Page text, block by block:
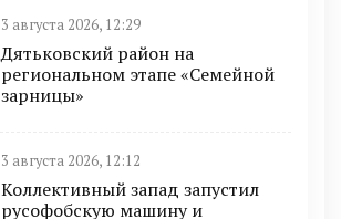
3 августа 2026, 12:29
Дятьковский район на
региональном этапе «Семейной
зарницы»
3 августа 2026, 12:12
Коллективный запад запустил
русофобскую машину и